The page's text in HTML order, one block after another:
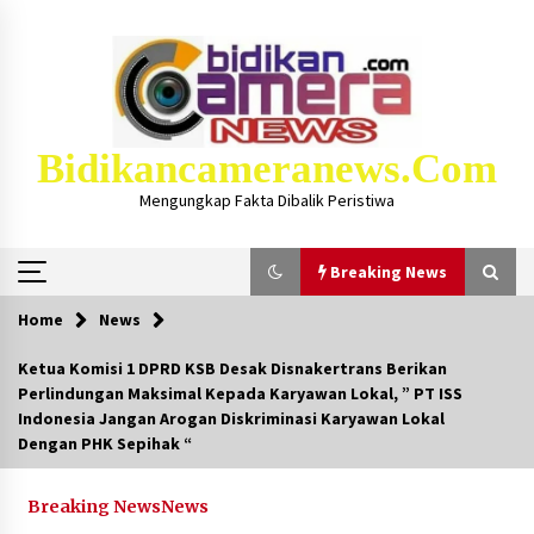
Bidikancameranews.com
Mengungkap Fakta Dibalik Peristiwa
Breaking News
Breaking News
Iklan Layanan KSB MAJU LUAR BIASA, Hukum
Masjid Dan Marbot Dapat Insentif Bulanan
2 bulan ago
Kejaksaan KSB Mulai Lidik Mafia Tanah Desa
Home News
Ketua Komisi 1 DPRD KSB Desak Disnakertrans Berikan
Perlindungan Maksimal Kepada Karyawan Lokal, ” PT ISS
Indonesia Jangan Arogan Diskriminasi Karyawan Lokal
Dengan PHK Sepihak “
Breaking NewsNews